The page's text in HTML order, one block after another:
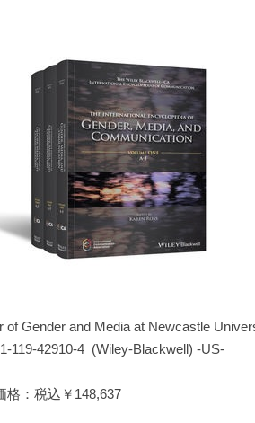
of Gender and Media at Newcastle
119-42910-4 (Wiley-Blackwell) -US-
格：税込￥148,637